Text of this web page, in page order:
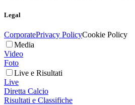
Legal
CorporatePrivacy PolicyCookie Policy
Media
Video
Foto
Live e Risultati
Live
Diretta Calcio
Risultati e Classifiche